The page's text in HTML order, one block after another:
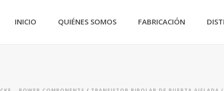
INICIO QUIÉNES SOMOS FABRICACIÓN